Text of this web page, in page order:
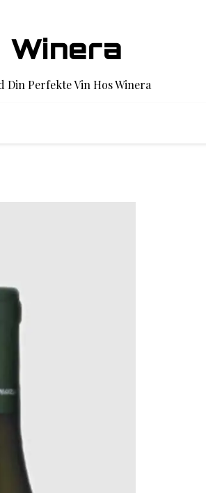
Winera
Din Perfekte Vin Hos Winera